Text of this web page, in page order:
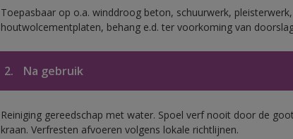
Toepasbaar op o.a. winddroog beton, schuurwerk,
houtwolcementplaten, behang e.d. ter voorkoming van
2. Na gebruik
Reiniging gereedschap met water. Spoel verf nooit door de
kraan. Verfresten afvoeren volgens lokale richtlijnen.